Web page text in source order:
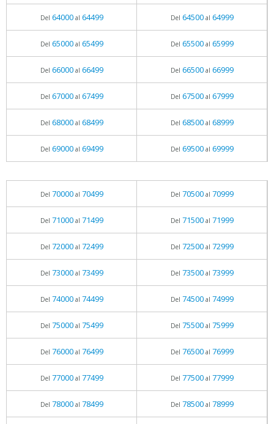
Del 64000al 64499 Del 64500al 64999
Del 65000al 65499 Del 65500al 65999
Del 66000al 66499 Del 66500al 66999
Del 67000al 67499 Del 67500al 67999
Del 68000al 68499 Del 68500al 68999
Del 69000al 69499 Del 69500al 69999
Del 70000al 70499 Del 70500al 70999
Del 71000al 71499 Del 71500al 71999
Del 72000al 72499 Del 72500al 72999
Del 73000al 73499 Del 73500al 73999
Del 74000al 74499 Del 74500al 74999
Del 75000al 75499 Del 75500al 75999
Del 76000al 76499 Del 76500al 76999
Del 77000al 77499 Del 77500al 77999
Del 78000al 78499 Del 78500al 78999